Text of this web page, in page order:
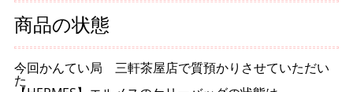
商品の状態
今回かんてい局 三軒茶屋店で質預かりさせていただい
た